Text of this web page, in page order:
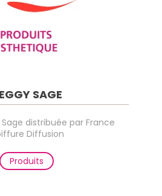
SAGE
distribuée par France
Diffusion
Produits